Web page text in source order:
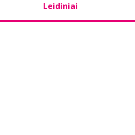
Leidiniai